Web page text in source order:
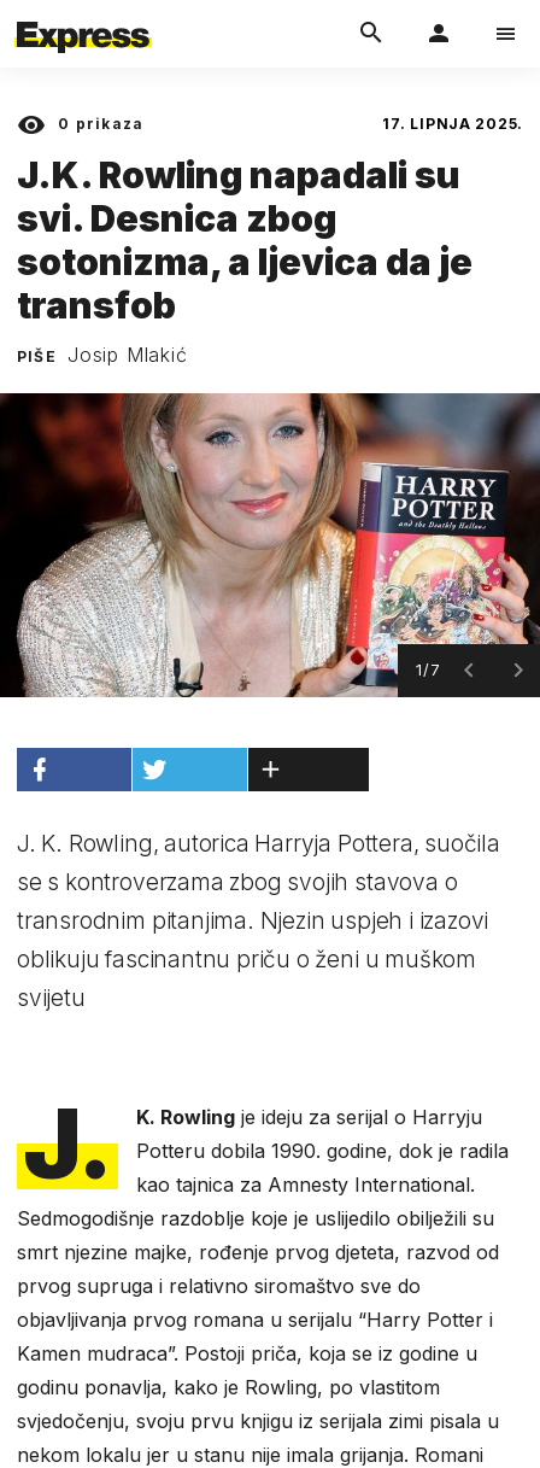
0 prikaza 17. LIPNJA 2025.
J.K. Rowling napadali su
svi. Desnica zbog
sotonizma, a ljevica da je
transfob
PIŠE Josip Mlakić
1/7
J. K. Rowling, autorica Harryja Pottera, suočila
se s kontroverzama zbog svojih stavova o
transrodnim pitanjima. Njezin uspjeh i izazovi
oblikuju fascinantnu priču o ženi u muškom
svijetu
J. K. Rowling je ideju za serijal o Harryju
Potteru dobila 1990. godine, dok je radila
kao tajnica za Amnesty International.
Sedmogodišnje razdoblje koje je uslijedilo obilježili su
smrt njezine majke, rođenje prvog djeteta, razvod od
prvog supruga i relativno siromaštvo sve do
objavljivanja prvog romana u serijalu “Harry Potter i
Kamen mudraca”. Postoji priča, koja se iz godine u
godinu ponavlja, kako je Rowling, po vlastitom
svjedočenju, svoju prvu knjigu iz serijala zimi pisala u
nekom lokalu jer u stanu nije imala grijanja. Romani